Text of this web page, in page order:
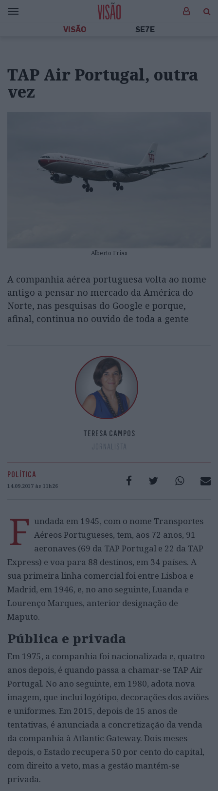
VISÃO SE7E
TAP Air Portugal, outra
vez
Alberto Frias
A companhia aérea portuguesa volta ao nome
antigo a pensar no mercado da América do
Norte, nas pesquisas do Google e porque,
afinal, continua no ouvido de toda a gente
TERESA CAMPOS
JORNALISTA
POLÍTICA
14.09.2017 às 11h26
F undada em 1945, com o nome Transportes
Aéreos Portugueses, tem, aos 72 anos, 91
aeronaves (69 da TAP Portugal e 22 da TAP
Express) e voa para 88 destinos, em 34 países. A
sua primeira linha comercial foi entre Lisboa e
Madrid, em 1946, e, no ano seguinte, Luanda e
Lourenço Marques, anterior designação de
Maputo.
Pública e privada
Em 1975, a companhia foi nacionalizada e, quatro
anos depois, é quando passa a chamar-se TAP Air
Portugal. No ano seguinte, em 1980, adota nova
imagem, que inclui logótipo, decorações dos aviões
e uniformes. Em 2015, depois de 15 anos de
tentativas, é anunciada a concretização da venda
da companhia à Atlantic Gateway. Dois meses
depois, o Estado recupera 50 por cento do capital,
com direito a veto, mas a gestão mantém-se
privada.